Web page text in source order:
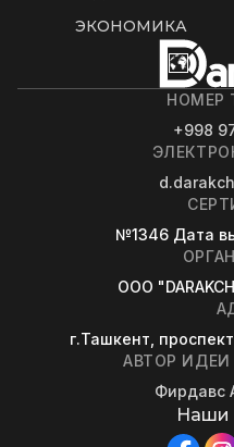
ЭКОНОМИКА
НОМЕР
+998
№1346 Дата
OOO
г.Ташкент,
АВТОР
Фирдавс
Наши